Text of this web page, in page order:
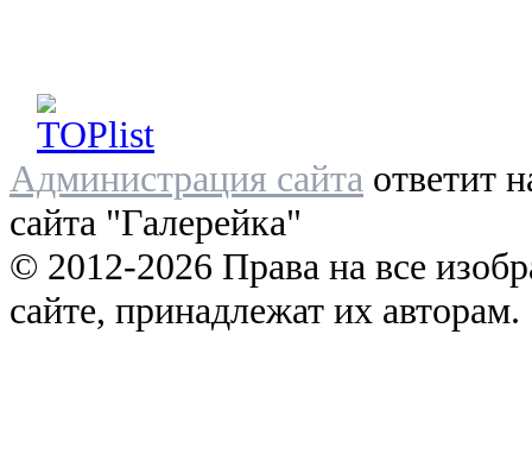
Администрация сайта ответит
сайта "Галерейка"
© 2012-2026 Права на все
сайте, принадлежат их авторам.